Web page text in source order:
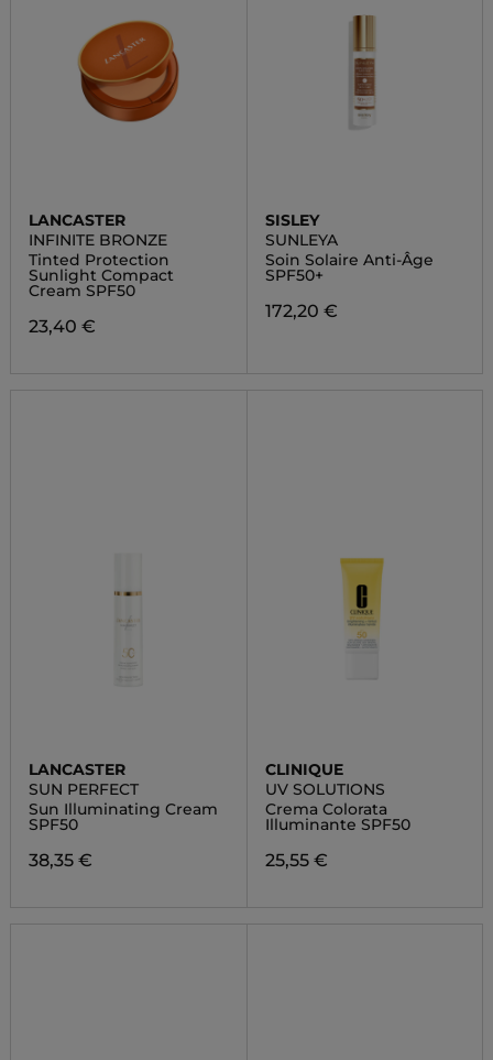
LANCASTER
INFINITE BRONZE
Tinted Protection
Sunlight Compact
Cream SPF50
23,40 €
SISLEY
SUNLEYA
Soin Solaire Anti-Âge
SPF50+
172,20 €
LANCASTER
SUN PERFECT
Sun Illuminating Cream
SPF50
38,35 €
CLINIQUE
UV SOLUTIONS
Crema Colorata
Illuminante SPF50
25,55 €